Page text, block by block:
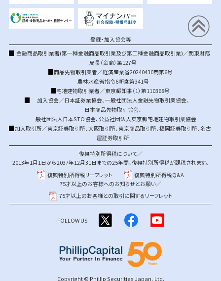
登録・加入協会等
金融商品取引業者(第一種金融商品取引業及び第二種金融商品取引業)／関東財務
局長（金商）第127号
商品先物取引業者／経済産業省20240430商第6号
農林水産省指令6新食第341号
宅地建物取引業者／東京都知事（1）第110368号
加入協会／日本証券業協会、 一般社団法人金融先物取引業協会、
日本商品先物取引協会、
一般社団法人日本STO協会、 公益社団法人東京都宅地建物取引業協会
加入取引所／東京証券取引所、大阪取引所、 東京商品取引所、福岡証券取引所、名古
屋証券取引所
復興特別所得税について／
2013年1月1日から2037年12月31日までの25年間、復興特別所得税が課税されます。
復興特別所得税リーフレット
復興特別所得税Q&A
75才以上のお客様へのお知らせとお願い／
75才以上のお客様との取引に関するリーフレット
FOLLOW US
Copyright © Phillip Securities Japan, Ltd.